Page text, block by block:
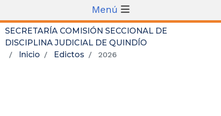
Menú
SECRETARÍA COMISIÓN SECCIONAL DE
DISCIPLINA JUDICIAL DE QUINDÍO
Inicio
Edictos 2026